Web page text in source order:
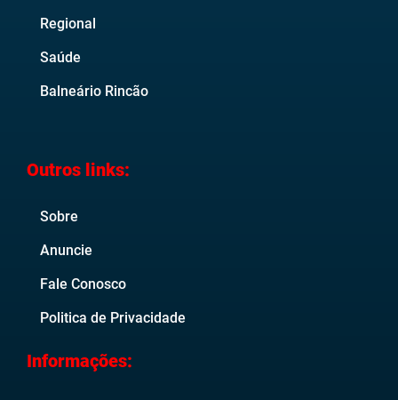
Regional
Saúde
Balneário Rincão
Outros links:
Sobre
Anuncie
Fale Conosco
Politica de Privacidade
Informações: